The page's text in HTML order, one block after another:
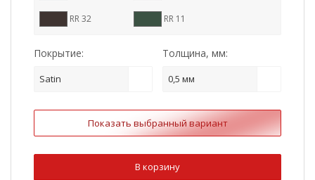
RR 32 RR 11
Ral 3009 Ral 6020
Ral 8022 Ral 9003
Покрытие:
Satin
Толщина, мм:
0,5 мм
Показать выбранный вариант
В корзину